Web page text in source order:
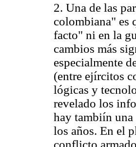
2. Una de las
colombiana" es
facto" ni en la
cambios más
especialmente
(entre ejírcitos
lógicas y
revelado los
hay tambiín una
los años. En el
conflicto